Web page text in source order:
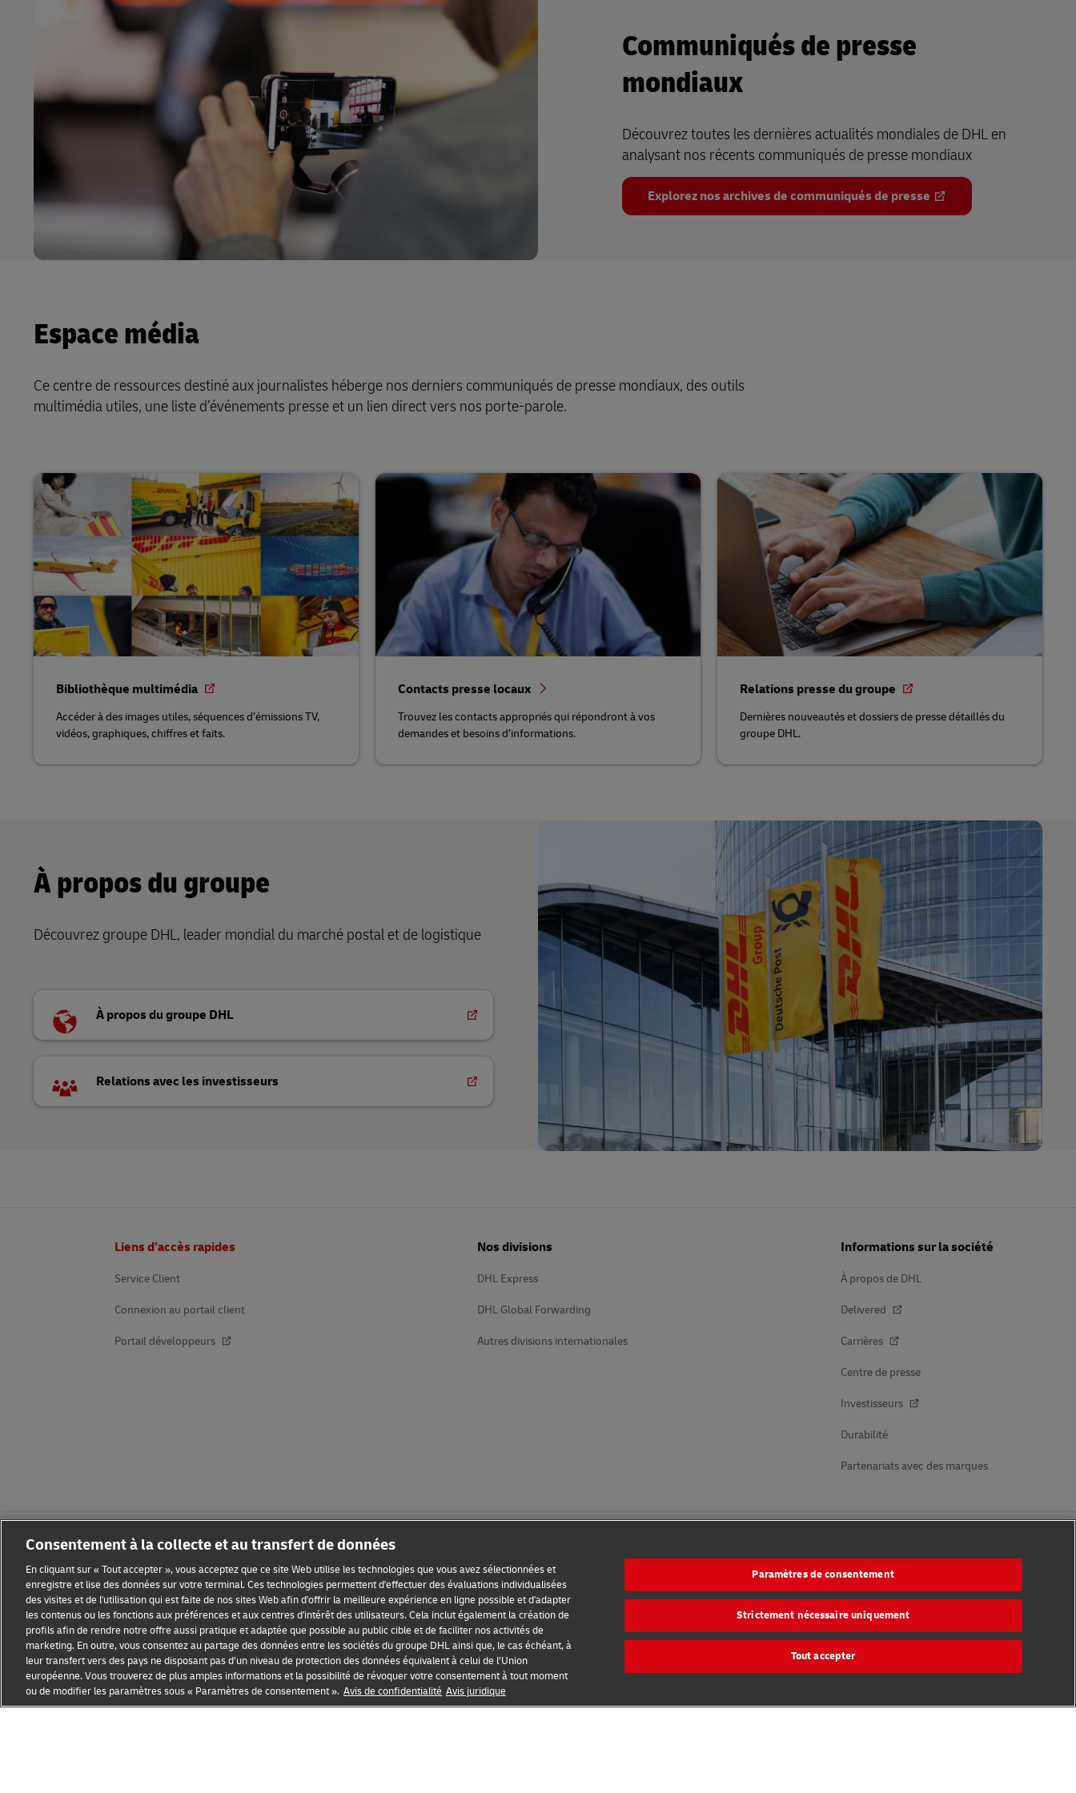
Communiqués de presse
mondiaux
Découvrez toutes les dernières actualités mondiales de DHL en
analysant nos récents communiqués de presse mondiaux
Explorez nos archives de communiqués de presse
Espace média
Ce centre de ressources destiné aux journalistes héberge nos derniers communiqués de presse mondiaux, des outils
multimédia utiles, une liste d’événements presse et un lien direct vers nos porte-parole.
Bibliothèque multimédia
Accéder à des images utiles, séquences d’émissions TV,
vidéos, graphiques, chiffres et faits.
Contacts presse locaux
Trouvez les contacts appropriés qui répondront à vos
demandes et besoins d’informations.
Relations presse du groupe
Dernières nouveautés et dossiers de presse détaillés du
groupe DHL.
À propos du groupe
Découvrez groupe DHL, leader mondial du marché postal et de logistique
À propos du groupe DHL
Relations avec les investisseurs
Liens d’accès rapides
Service Client
Connexion au portail client
Portail développeurs
Nos divisions
DHL Express
DHL Global Forwarding
Autres divisions internationales
Informations sur la société
À propos de DHL
Delivered
Carrières
Centre de presse
Investisseurs
Durabilité
Partenariats avec des marques
Sensibilisation à la fraude Mention légale Conditions d’utilisation Avis de confidentialité Informations complémentaires
Paramètres des cookies
2026 © - all rights reserved
Consentement à la collecte et au transfert de données
En cliquant sur « Tout accepter », vous acceptez que ce site Web utilise les technologies que vous avez sélectionnées et
enregistre et lise des données sur votre terminal. Ces technologies permettent d'effectuer des évaluations individualisées
des visites et de l'utilisation qui est faite de nos sites Web afin d'offrir la meilleure expérience en ligne possible et d'adapter
les contenus ou les fonctions aux préférences et aux centres d'intérêt des utilisateurs. Cela inclut également la création de
profils afin de rendre notre offre aussi pratique et adaptée que possible au public cible et de faciliter nos activités de
marketing. En outre, vous consentez au partage des données entre les sociétés du groupe DHL ainsi que, le cas échéant, à
leur transfert vers des pays ne disposant pas d’un niveau de protection des données équivalent à celui de l’Union
européenne. Vous trouverez de plus amples informations et la possibilité de révoquer votre consentement à tout moment
ou de modifier les paramètres sous « Paramètres de consentement ». Avis de confidentialité Avis juridique
Paramètres de consentement
Strictement nécessaire uniquement
Tout accepter